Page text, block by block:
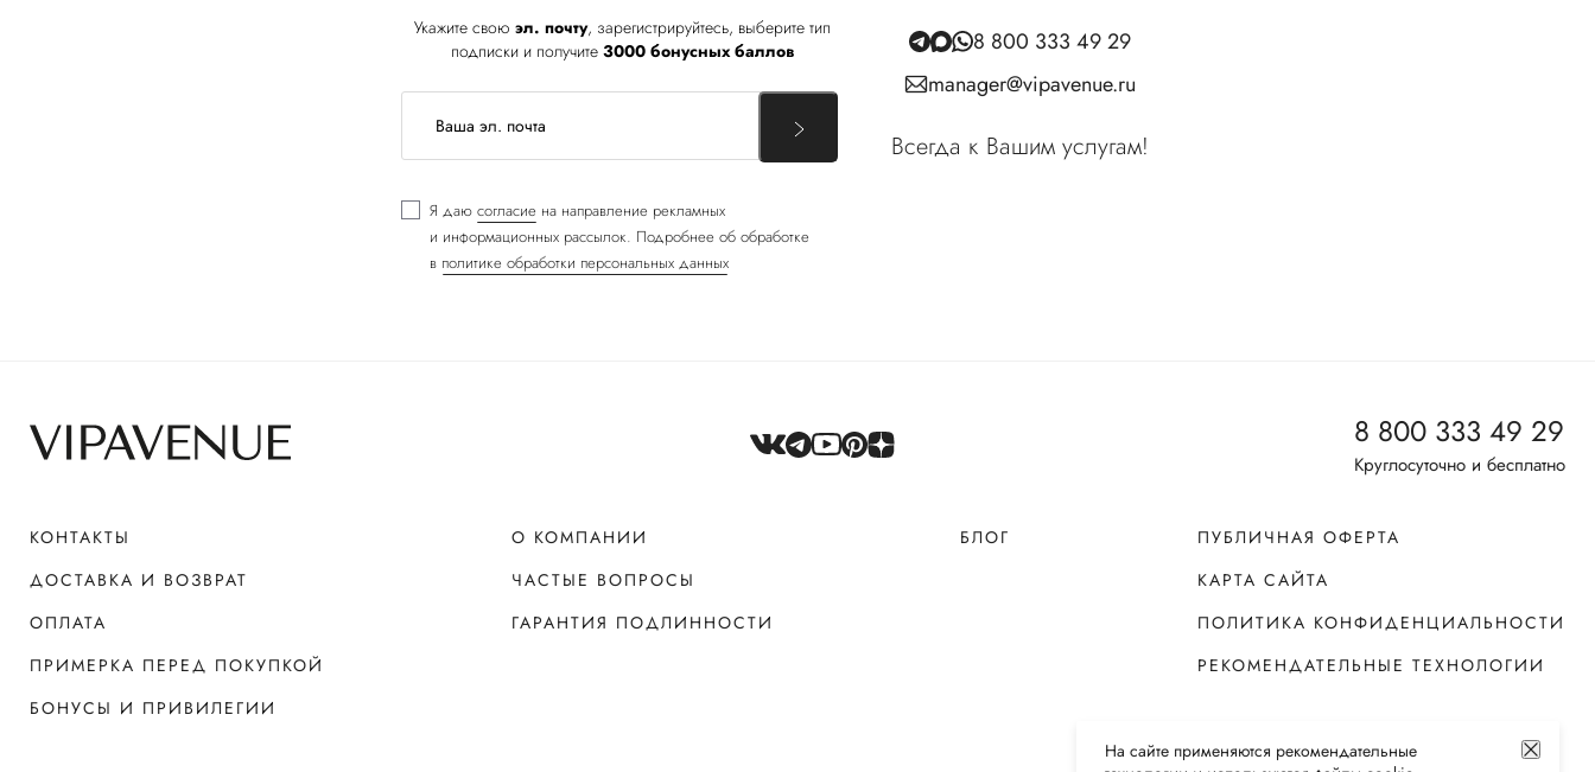
Укажите свою эл. почту, зарегистрируйтесь, выберите тип
подписки и получите 3000 бонусных баллов
Я даю согласие на направление рекламных
и информационных рассылок. Подробнее об обработке
в политике обработки персональных данных
8 800 333 49 29
manager@vipavenue.ru
Всегда к Вашим услугам!
8 800 333 49 29
Круглосуточно и бесплатно
КОНТАКТЫ
ДОСТАВКА И ВОЗВРАТ
ОПЛАТА
ПРИМЕРКА ПЕРЕД ПОКУПКОЙ
БОНУСЫ И ПРИВИЛЕГИИ
О КОМПАНИИ
ЧАСТЫЕ ВОПРОСЫ
ГАРАНТИЯ ПОДЛИННОСТИ
БЛОГ
ПУБЛИЧНАЯ ОФЕРТА
КАРТА САЙТА
ПОЛИТИКА КОНФИДЕНЦИАЛЬНОСТИ
РЕКОМЕНДАТЕЛЬНЫЕ ТЕХНОЛОГИИ
На сайте применяются рекомендательные